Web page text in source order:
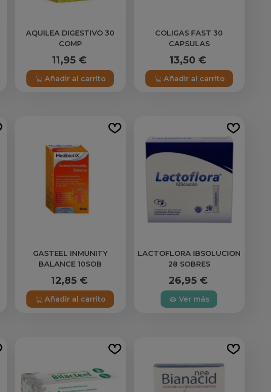
AQUILEA DIGESTIVO 30
COMP
11,95 €
Añadir al carrito
COLIGAS FAST 30
CAPSULAS
13,50 €
Añadir al carrito
GASTEEL INMUNITY
BALANCE 10SOB
12,85 €
Añadir al carrito
LACTOFLORA IBSOLUCION
28 SOBRES
26,95 €
Ver más